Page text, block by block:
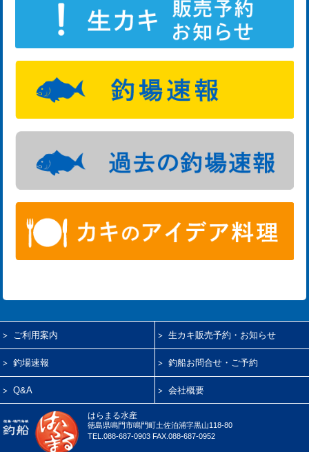
ご利用案内 生カキ販売予約・お知らせ
釣場速報 釣船お問合せ・ご予約
Q&A 会社概要
はらまる水産
徳島県鳴門市鳴門町土佐泊浦字黒山118-80
TEL.088-687-0903 FAX.088-687-0952